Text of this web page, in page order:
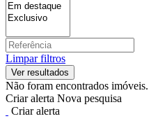
Limpar filtros
Não foram encontrados imóveis.
Criar alerta Nova pesquisa
Criar alerta